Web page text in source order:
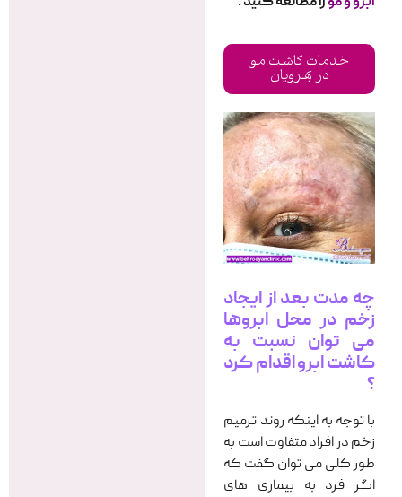
خدمات کاشت مو
در بهرویان
چه مدت بعد از ایجاد
زخم در محل ابروها
می توان نسبت به
کاشت ابرو اقدام کرد
؟
با توجه به اینکه روند ترمیم
زخم در افراد متفاوت است به
طور کلی می توان گفت که
اگر فرد به بیماری های